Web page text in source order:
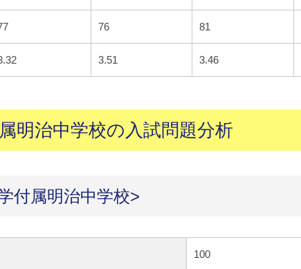
76 81
3.51 3.46
明治中学校の入試問題分析
付属明治中学校>
100